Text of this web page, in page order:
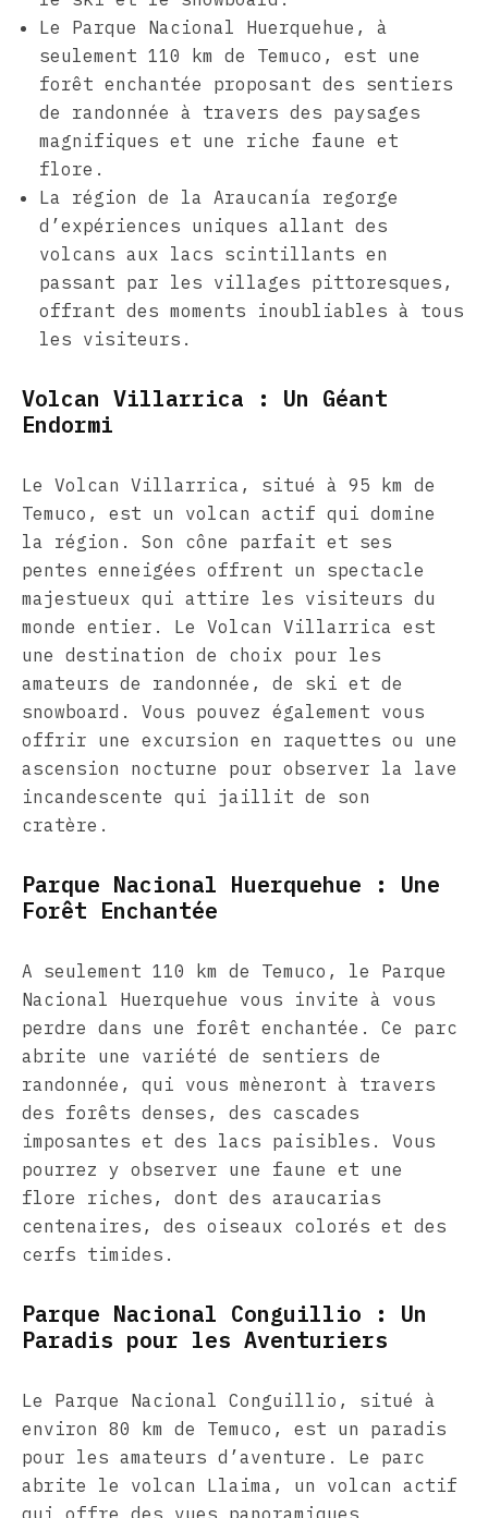
Le Parque Nacional Huerquehue, à
seulement 110 km de Temuco, est une
forêt enchantée proposant des sentiers
de randonnée à travers des paysages
magnifiques et une riche faune et
flore.
La région de la Araucanía regorge
d’expériences uniques allant des
volcans aux lacs scintillants en
passant par les villages pittoresques,
offrant des moments inoubliables à tous
les visiteurs.
Volcan Villarrica : Un Géant
Endormi
Le Volcan Villarrica, situé à 95 km de
Temuco, est un volcan actif qui domine
la région. Son cône parfait et ses
pentes enneigées offrent un spectacle
majestueux qui attire les visiteurs du
monde entier. Le Volcan Villarrica est
une destination de choix pour les
amateurs de randonnée, de ski et de
snowboard. Vous pouvez également vous
offrir une excursion en raquettes ou une
ascension nocturne pour observer la lave
incandescente qui jaillit de son
cratère.
Parque Nacional Huerquehue : Une
Forêt Enchantée
A seulement 110 km de Temuco, le Parque
Nacional Huerquehue vous invite à vous
perdre dans une forêt enchantée. Ce parc
abrite une variété de sentiers de
randonnée, qui vous mèneront à travers
des forêts denses, des cascades
imposantes et des lacs paisibles. Vous
pourrez y observer une faune et une
flore riches, dont des araucarias
centenaires, des oiseaux colorés et des
cerfs timides.
Parque Nacional Conguillio : Un
Paradis pour les Aventuriers
Le Parque Nacional Conguillio, situé à
environ 80 km de Temuco, est un paradis
pour les amateurs d’aventure. Le parc
abrite le volcan Llaima, un volcan actif